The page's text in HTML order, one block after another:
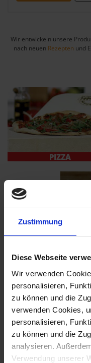
Zustimmung
Diese Webseite
Wir verwenden
personalisieren,
zu können und die
verwenden Cookies,
personalisieren,
zu können und die
analysieren.
Verwendung unserer
Wir entwickeln unsere
nach neuen Rezepten und
PIZZA
In unseremBlogfinden sie
ein Profi Pizzabäcker zu
mit Ihrem